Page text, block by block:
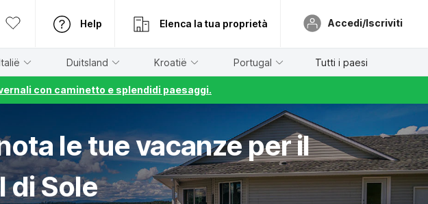
Help Elenca la tua proprietà Accedi/Iscriviti
Duitsland Kroatië Portugal Tutti i paesi
con caminetto e splendidi paesaggi.
le tue vacanze per il
di Sole